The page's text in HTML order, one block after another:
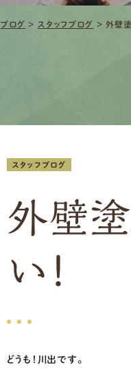
ブログ > スタッフブログ > 外壁
スタッフブログ
外壁
い！
どうも！川出です。